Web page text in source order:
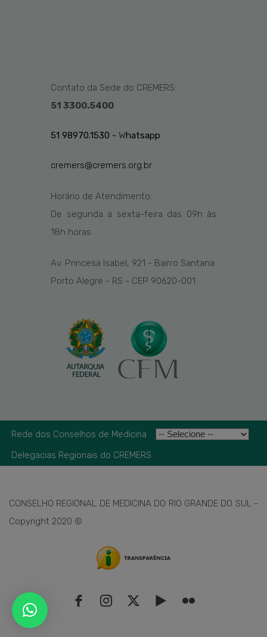
Contato da Sede do CREMERS:
51 3300.5400
51 98970.1530 - Whatsapp
cremers@cremers.org.br
Horário de Atendimento:
De segunda a sexta-feira das 09h às
18h horas
Av. Princesa Isabel, 921 - Bairro Santana
Porto Alegre - RS - CEP 90620-001
Rede dos Conselhos de Medicina
Delegacias Regionais do CREMERS
CONSELHO REGIONAL DE MEDICINA DO RIO GRANDE DO SUL -
Copyright 2020 ©